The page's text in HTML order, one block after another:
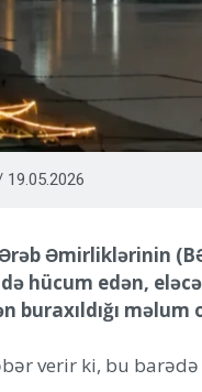
19.05.2026
Əmirliklərinin
hücum edən,
buraxıldığı məlum
verir ki, bu